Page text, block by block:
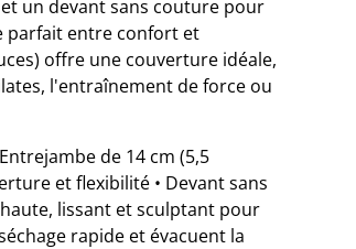
un devant sans couture pour
parfait entre confort et
offre une couverture idéale,
l'entraînement de force ou
de 14 cm (5,5
et flexibilité • Devant sans
lissant et sculptant pour
rapide et évacuent la